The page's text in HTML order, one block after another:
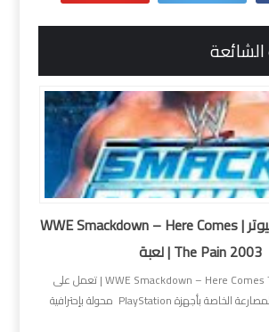
تعمل على الكمبيوتر | WWE Smackdown – Here Comes
The Pain 2003 | لعبة
لعبة | WWE Smackdown – Here Comes The Pain 2003 | تعمل على
الكمبيوتر أشهر ألعاب المصارعة الخاصة بأجهزة PlayStation محولة بإحترافية